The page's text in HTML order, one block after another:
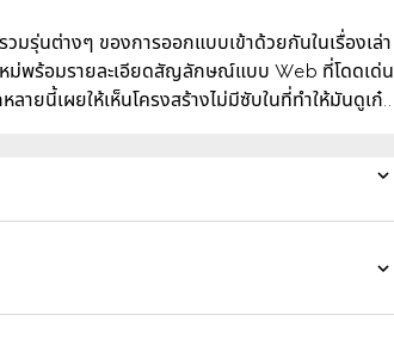
รุ่นต่างๆ ของการออกแบบเข้าด้วยกันในเรื่องเล่า
ม่พร้อมรายละเอียดสัญลักษณ์แบบ Web ที่โดดเด่น
ยนี้เผยให้เห็นโครงสร้างไม่มีซับในที่ทำให้มันดูเก๋